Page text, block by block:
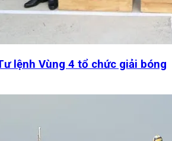
lệnh Vùng 4 tổ chức giải bóng